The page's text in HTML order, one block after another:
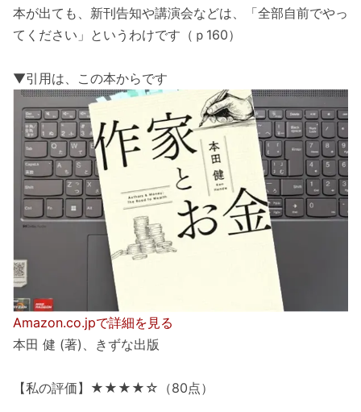
本が出ても、新刊告知や講演会などは、「全部自前でやっ
てください」というわけです（ｐ160）
▼引用は、この本からです
Amazon.co.jpで詳細を見る
本田 健 (著)、きずな出版
【私の評価】★★★★☆（80点）